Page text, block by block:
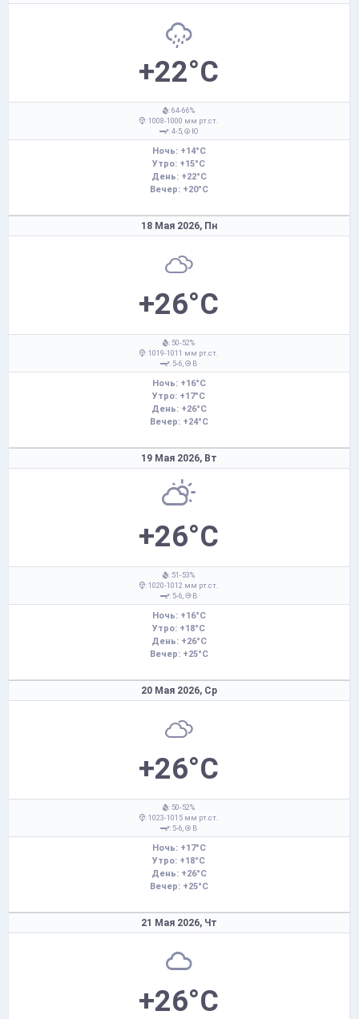
+22°C
: 64-66%
: 1008-1000 мм рт.ст.
: 4-5,
Ю
Ночь: +14°C
Утро: +15°C
День: +22°C
Вечер: +20°C
18 Мая 2026, Пн
+26°C
: 50-52%
: 1019-1011 мм рт.ст.
: 5-6,
В
Ночь: +16°C
Утро: +17°C
День: +26°C
Вечер: +24°C
19 Мая 2026, Вт
+26°C
: 51-53%
: 1020-1012 мм рт.ст.
: 5-6,
В
Ночь: +16°C
Утро: +18°C
День: +26°C
Вечер: +25°C
20 Мая 2026, Ср
+26°C
: 50-52%
: 1023-1015 мм рт.ст.
: 5-6,
В
Ночь: +17°C
Утро: +18°C
День: +26°C
Вечер: +25°C
21 Мая 2026, Чт
+26°C